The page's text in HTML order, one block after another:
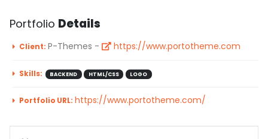
Portfolio Details
Client: P-Themes - https://www.portotheme.com
Skills: BACKEND HTML/CSS LOGO
Portfolio URL: https://www.portotheme.com/